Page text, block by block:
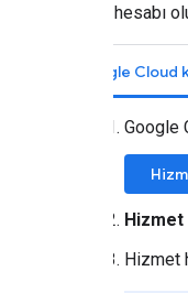
Hizmet hesabı
Google Cloud
Google
Hizmet
Hizmet